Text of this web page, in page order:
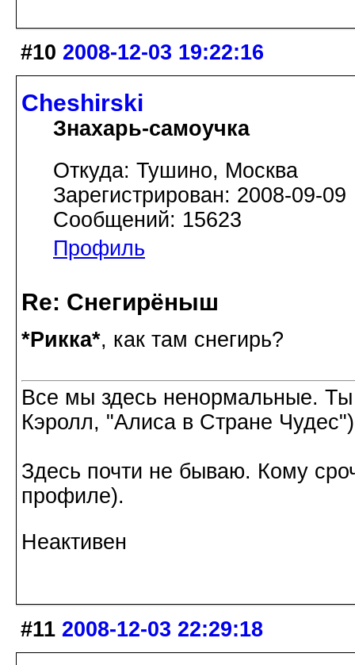
#10 2008-12-03 19:22:16
Cheshirski
Знахарь-самоучка
Откуда: Тушино, Москва
Зарегистрирован: 2008-09-09
Сообщений: 15623
Профиль
Re: Снегирёныш
*Рикка*, как там снегирь?
Все мы здесь ненормальные.
Кэролл, "Алиса в Стране Чудес")
Здесь почти не бываю. Кому
профиле).
Неактивен
#11 2008-12-03 22:29:18